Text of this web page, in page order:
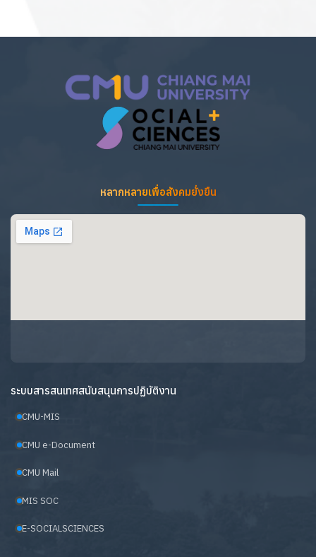
หลากหลายเพื่อสังคมยั่งยืน
ระบบสารสนเทศสนับสนุนการปฏิบัติงาน
CMU-MIS
CMU e-Document
CMU Mail
MIS SOC
E-SOCIALSCIENCES